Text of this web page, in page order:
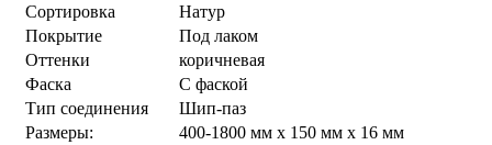
Сортировка
Натур
Покрытие
Под лаком
Оттенки
коричневая
Фаска
С фаской
Тип соединения
Шип-паз
Размеры:
400-1800 мм x 150 мм x 16 мм